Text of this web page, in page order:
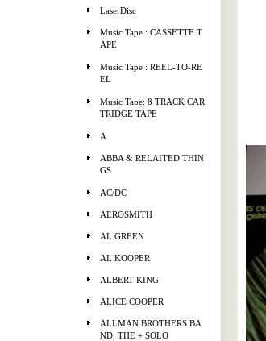
LaserDisc
Music Tape : CASSETTE T
APE
Music Tape : REEL-TO-RE
EL
Music Tape: 8 TRACK CAR
TRIDGE TAPE
A
ABBA & RELAITED THIN
GS
AC/DC
AEROSMITH
AL GREEN
AL KOOPER
ALBERT KING
ALICE COOPER
ALLMAN BROTHERS BA
ND, THE + SOLO